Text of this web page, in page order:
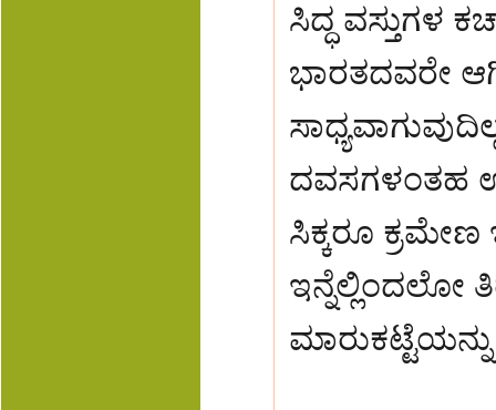
ಸಿದ್ಧ ವಸ್ತುಗಳ
ಭಾರತದವರೇ
ದವಸಗಳಂತಹ
ಸಿಕ್ಕರೂ
ಇನ್ನೆಲ್ಲಿಂದಲೋ